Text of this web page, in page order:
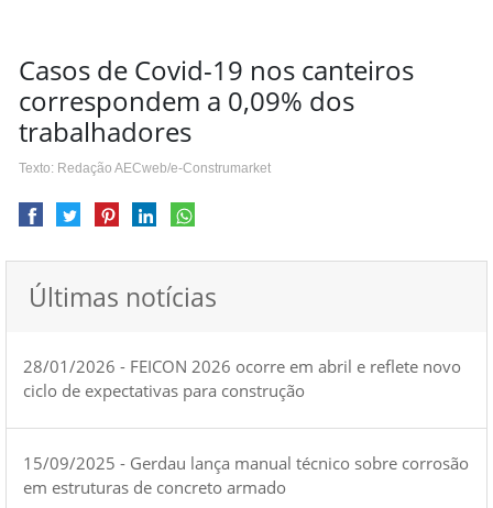
Casos de Covid-19 nos canteiros
correspondem a 0,09% dos
trabalhadores
Texto: Redação AECweb/e-Construmarket
Últimas notícias
28/01/2026 - FEICON 2026 ocorre em abril e reflete novo
ciclo de expectativas para construção
15/09/2025 - Gerdau lança manual técnico sobre corrosão
em estruturas de concreto armado